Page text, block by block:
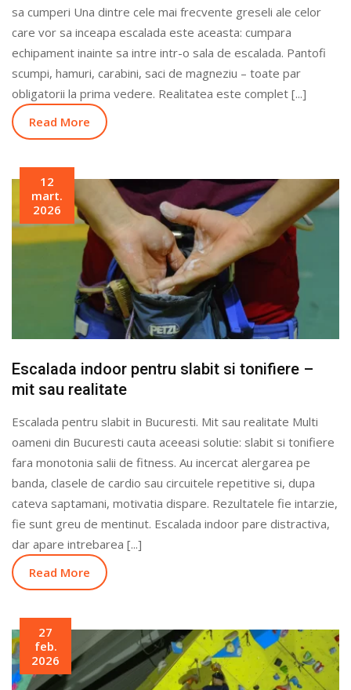
sa cumperi Una dintre cele mai frecvente greseli ale celor
care vor sa inceapa escalada este aceasta: cumpara
echipament inainte sa intre intr-o sala de escalada. Pantofi
scumpi, hamuri, carabini, saci de magneziu – toate par
obligatorii la prima vedere. Realitatea este complet [...]
Read More
12
mart.
2026
Escalada indoor pentru slabit si tonifiere –
mit sau realitate
Escalada pentru slabit in Bucuresti. Mit sau realitate Multi
oameni din Bucuresti cauta aceeasi solutie: slabit si tonifiere
fara monotonia salii de fitness. Au incercat alergarea pe
banda, clasele de cardio sau circuitele repetitive si, dupa
cateva saptamani, motivatia dispare. Rezultatele fie intarzie,
fie sunt greu de mentinut. Escalada indoor pare distractiva,
dar apare intrebarea [...]
Read More
27
feb.
2026